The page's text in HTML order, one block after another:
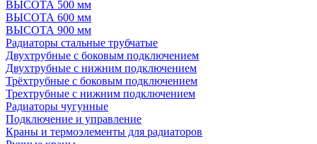
ВЫСОТА 500 мм
ВЫСОТА 600 мм
ВЫСОТА 900 мм
Радиаторы стальные трубчатые
Двухтрубные с боковым подключением
Двухтрубные с нижним подключением
Трёхтрубные с боковым подключением
Трехтрубные с нижним подключением
Радиаторы чугунные
Подключение и управление
Краны и термоэлементы для радиаторов